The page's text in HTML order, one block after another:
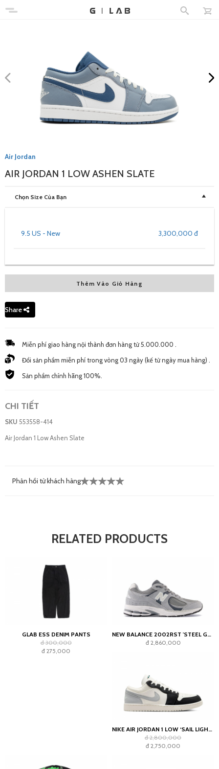
Air Jordan
AIR JORDAN 1 LOW ASHEN SLATE
Chọn Size Của Bạn
3,300,000 đ
9.5 US - New
Thêm Vào Giỏ Hàng
Share
Miễn phí giao hàng nội thành đơn hàng từ 5.000.000 .
Đổi sản phẩm miễn phí trong vòng 03 ngày (kế từ ngày mua hàng) .
Sản phẩm chính hãng 100%.
CHI TIẾT
SKU 553558-414
Air Jordan 1 Low Ashen Slate
Phản hồi từ khách hàng
RELATED PRODUCTS
GLAB ESS DENIM PANTS
đ 300,000
đ 275,000
NEW BALANCE 2002RST 'STEEL GREY'
đ 2,860,000
NIKE AIR JORDAN 1 LOW ‘SAIL LIGHT SMOKE GREY’
đ 2,800,000
đ 2,750,000